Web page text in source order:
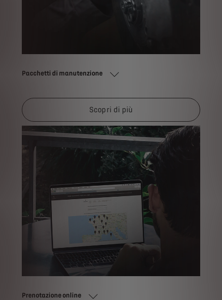
Pacchetti di manutenzione
Scopri di più
Prenotazione online